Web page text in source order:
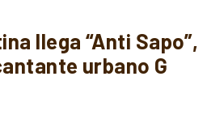
llega “Anti Sapo”,
urbano G